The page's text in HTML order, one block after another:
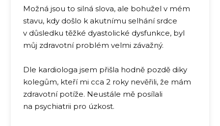
Možná jsou to silná slova, ale bohužel v mém
stavu, kdy došlo k akutnímu selhání srdce
v důsledku těžké dyastolické dysfunkce, byl
můj zdravotní problém velmi závažný.
Dle kardiologa jsem přišla hodně pozdě diky
kolegům, kteří mi cca 2 roky nevěřili, že mám
zdravotní potíže. Neustále mě posílali
na psychiatrii pro úzkost.